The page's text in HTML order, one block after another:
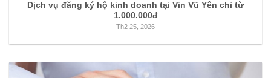
Dịch vụ đăng ký hộ kinh doanh tại Vin Vũ Yên chỉ từ
1.000.000đ
Th2 25, 2026